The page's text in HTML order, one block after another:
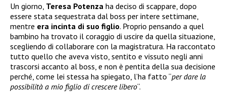
Un giorno, Teresa Potenza ha deciso di scappare, dopo
essere stata sequestrata dal boss per intere settimane,
mentre era incinta di suo figlio. Proprio pensando a quel
bambino ha trovato il coraggio di uscire da quella situazione,
scegliendo di collaborare con la magistratura. Ha raccontato
tutto quello che aveva visto, sentito e vissuto negli anni
trascorsi accanto al boss, e non è pentita della sua decisione
perché, come lei stessa ha spiegato, l’ha fatto “per dare la
possibilità a mio figlio di crescere libero“.